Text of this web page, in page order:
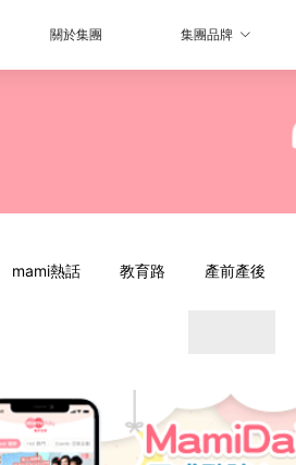
關於集團 集團品牌
mami熱話 教育路 產前產後